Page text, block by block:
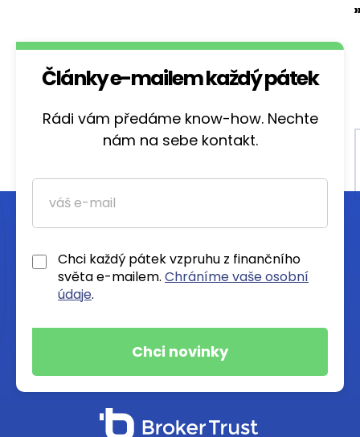
Články e-mailem každý pátek
Rádi vám předáme know-how. Nechte
nám na sebe kontakt.
Chci každý pátek vzpruhu z finančního
světa e-mailem. Chráníme vaše osobní
údaje.